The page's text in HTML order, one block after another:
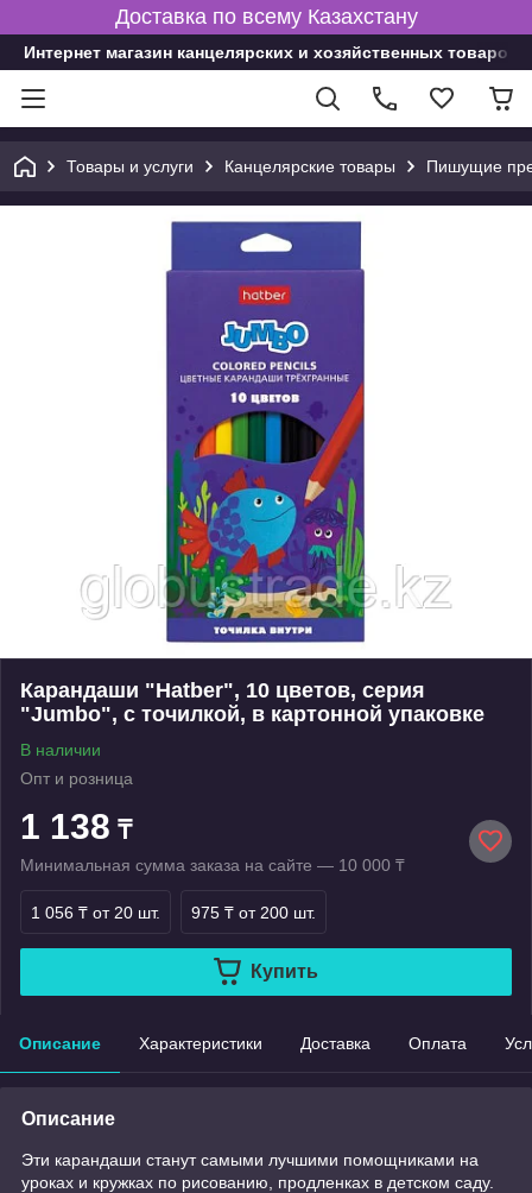
Доставка по всему Казахстану
Интернет магазин канцелярских и хозяйственных товаров
Товары и услуги Канцелярские товары Пишущие
Карандаши "Hatber", 10 цветов, серия
"Jumbo", с точилкой, в картонной упаковке
В наличии
Опт и розница
1 138 ₸
Минимальная сумма заказа на сайте — 10 000 ₸
1 056 ₸ от 20 шт. 975 ₸ от 200 шт.
Купить
Описание Характеристики Доставка Оплата
Описание
Эти карандаши станут самыми лучшими помощниками на
уроках и кружках по рисованию, продленках в детском саду.